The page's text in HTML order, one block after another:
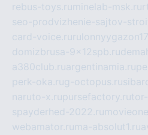
rebus-toys.ru minelab-msk.ru
seo-prodvizhenie-sajtov-
card-voice.ru
domizbrusa-9x12spb.ru
a380club.ruargentinamia.ru
perk-oka.rug-octopus.ru
naruto-x.rupursefactory.ru
spayderhed-2022.ru
webamator.ru ma-absolut1.ru